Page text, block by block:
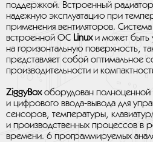
поддержкой. Встроенный
надежную эксплуатацию при
применения вентиляторов.
встроенной ОС Linuxи может быть
на горизонтальную поверхность,
представляет собой оптимальное
производительности и
ZiggyBoxоборудован полноценной
и цифрового ввода-вывода для
сенсоров, температуры,
и производственных процессов в
времени. 6 программируемых